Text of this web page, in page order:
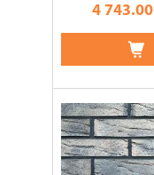
4 743.00